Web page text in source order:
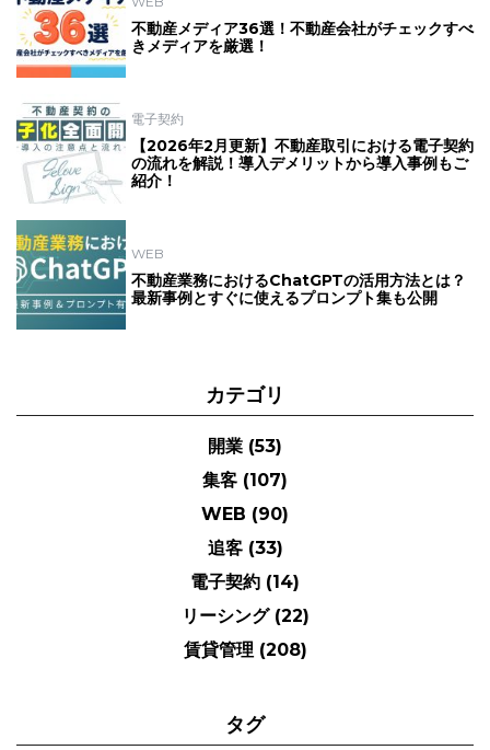
不動産メディア36選！不動産会社がチェックすべ
きメディアを厳選！
電子契約
【2026年2月更新】不動産取引における電子契約
の流れを解説！導入デメリットから導入事例もご
紹介！
WEB
不動産業務におけるChatGPTの活用方法とは？
最新事例とすぐに使えるプロンプト集も公開
カテゴリ
開業 (53)
集客 (107)
WEB (90)
追客 (33)
電子契約 (14)
リーシング (22)
賃貸管理 (208)
タグ